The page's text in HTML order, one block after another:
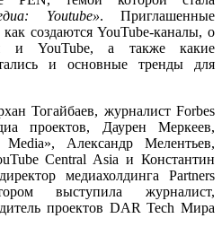
Youtube». Приглашенные
создаются YouTube-каналы, о
и YouTube, а также какие
и основные тренды для
Тогайбаев, журналист Forbes
проектов, Даурен Меркеев,
Александр Мелентьев,
Central Asia и Константин
медиахолдинга Partners
выступила журналист,
проектов DAR Tech Мира